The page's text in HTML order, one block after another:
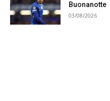
Buonanotte
03/08/2026